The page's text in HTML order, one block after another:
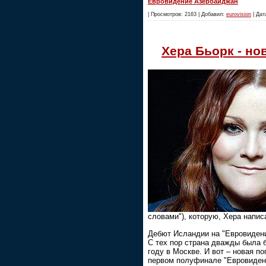
| Просмотров: 2163 | Добавил: eurovision |
Хера Бьорк -
словами"), которую, Хера
Дебют Исландии на
С тех пор страна дважды была
году в Москве. И вот – новая
первом полуфинале